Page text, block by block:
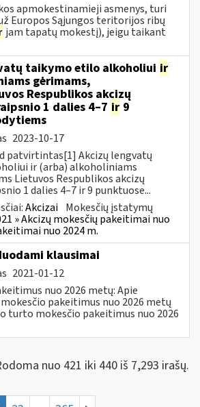
apmokestinamieji asmenys, turi
Europos Sąjungos teritorijos ribų
jam tapatų mokestį), jeigu taikant
taikymo etilo alkoholiui ir
gėrimams,
Respublikos akcizų
1 dalies 4–7 ir 9
2023-10-17
patvirtintas[1] Akcizų lengvatų
ir (arba) alkoholiniams
Lietuvos Respublikos akcizų
1 dalies 4–7 ir 9 punktuose...
Akcizai Mokesčių įstatymų
» Akcizų mokesčių pakeitimai nuo
nuo 2024 m.
klausimai
2021-01-12
nuo 2026 metų: Apie
pakeitimus nuo 2026 metų
turto mokesčio pakeitimus nuo 2026
nuo 421 iki 440 iš 7,293 irašų.